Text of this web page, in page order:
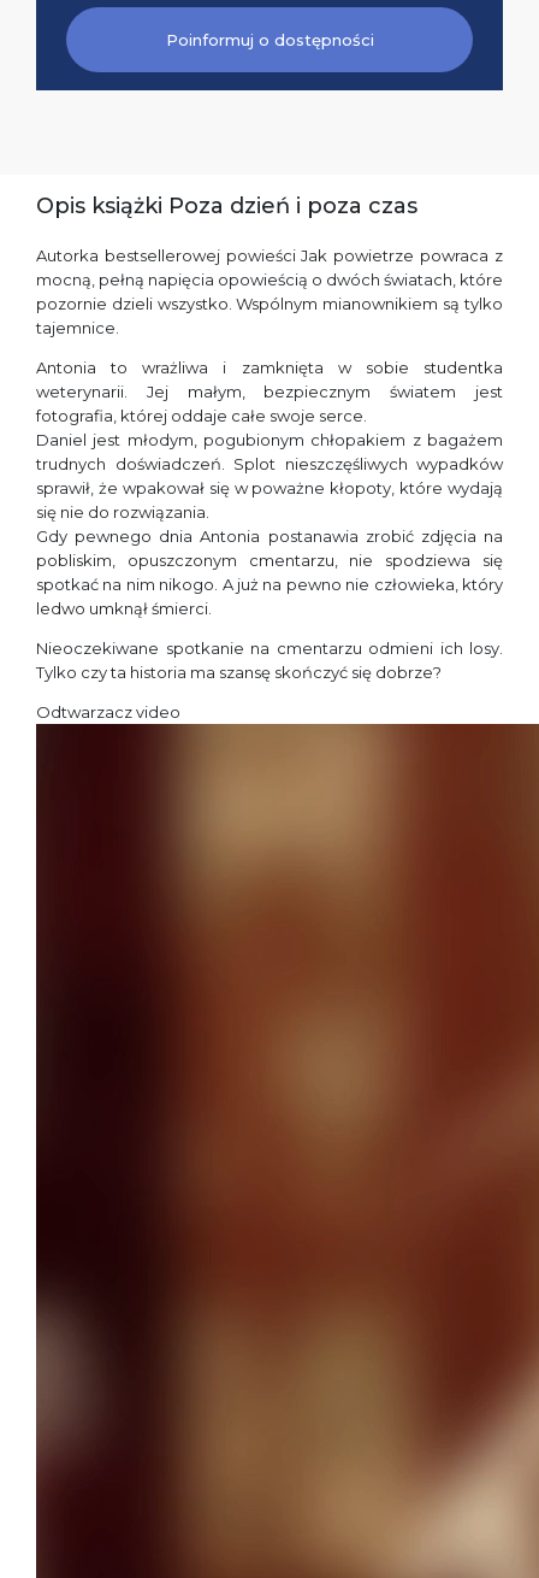
Poinformuj o dostępności
Opis książki Poza dzień i poza czas
Autorka bestsellerowej powieści Jak powietrze powraca z
mocną, pełną napięcia opowieścią o dwóch światach, które
pozornie dzieli wszystko. Wspólnym mianownikiem są tylko
tajemnice.
Antonia to wrażliwa i zamknięta w sobie studentka
weterynarii. Jej małym, bezpiecznym światem jest
fotografia, której oddaje całe swoje serce.
Daniel jest młodym, pogubionym chłopakiem z bagażem
trudnych doświadczeń. Splot nieszczęśliwych wypadków
sprawił, że wpakował się w poważne kłopoty, które wydają
się nie do rozwiązania.
Gdy pewnego dnia Antonia postanawia zrobić zdjęcia na
pobliskim, opuszczonym cmentarzu, nie spodziewa się
spotkać na nim nikogo. A już na pewno nie człowieka, który
ledwo umknął śmierci.
Nieoczekiwane spotkanie na cmentarzu odmieni ich losy.
Tylko czy ta historia ma szansę skończyć się dobrze?
Odtwarzacz video